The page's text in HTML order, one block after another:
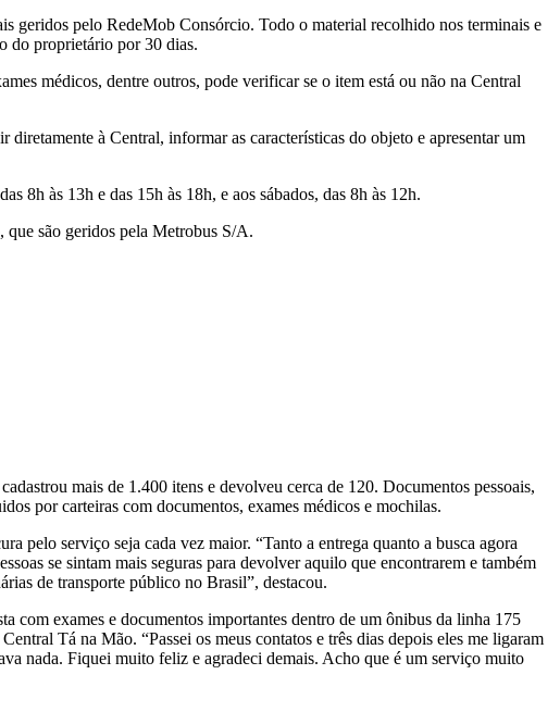
geridos pelo RedeMob Consórcio. Todo o material recolhido nos terminais e
do proprietário por 30 dias.
médicos, dentre outros, pode verificar se o item está ou não na Central
à Central, informar as características do objeto e apresentar um
8h às 13h e das 15h às 18h, e aos sábados, das 8h às 12h.
são geridos pela Metrobus S/A.
mais de 1.400 itens e devolveu cerca de 120. Documentos pessoais,
por carteiras com documentos, exames médicos e mochilas.
pelo serviço seja cada vez maior. “Tanto a entrega quanto a busca agora
se sintam mais seguras para devolver aquilo que encontrarem e também
de transporte público no Brasil”, destacou.
com exames e documentos importantes dentro de um ônibus da linha 175
Tá na Mão. “Passei os meus contatos e três dias depois eles me ligaram
nada. Fiquei muito feliz e agradeci demais. Acho que é um serviço muito